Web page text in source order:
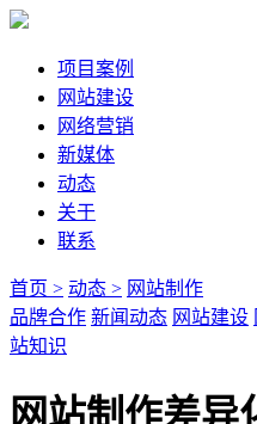
项目案例
网站建设
网络营销
新媒体
动态
关于
联系
首页 > 动态 > 网站制作
品牌合作 新闻动态 网站建设
站知识
网站制作差异